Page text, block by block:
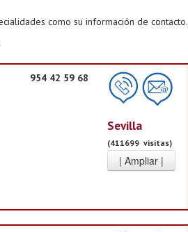
como su información de contacto.
954 42 59 68
Sevilla
(411699 visitas)